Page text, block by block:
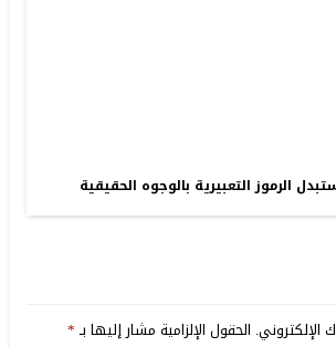
الرموز التعبيرية بالوجوه الحقيقية
الإلكتروني. الحقول الإلزامية مشار إليها بـ*